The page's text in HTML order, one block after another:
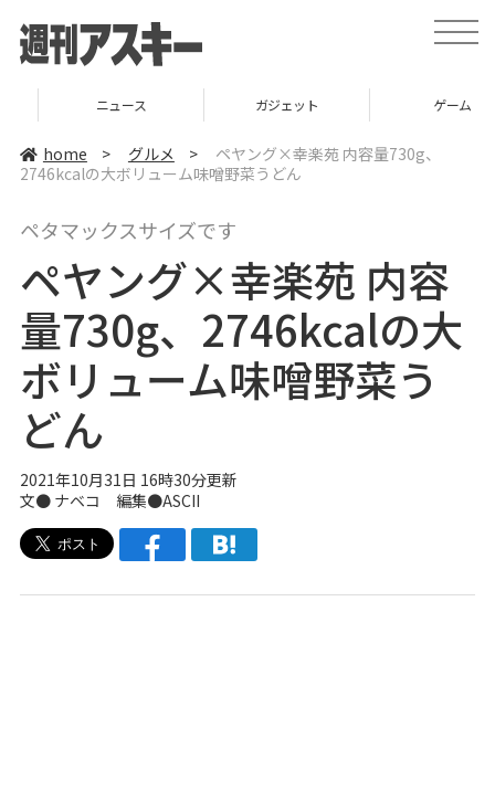
t
o
e
ニュース ガジェット
home > グルメ >
ペヤング×幸楽苑 内容量730g、
2746kcalの大ボリューム味噌野菜うどん
ペタマックスサイズです
ペヤング×幸楽苑 内容
量730g、2746kcalの大
ボリューム味噌野菜う
どん
2021年10月31日 16時30分更新
文● ナベコ 編集●ASCII